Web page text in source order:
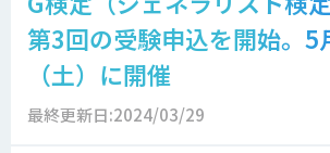
第3回の受験申込を開始。5
（土）に開催
最終更新日:2024/03/29